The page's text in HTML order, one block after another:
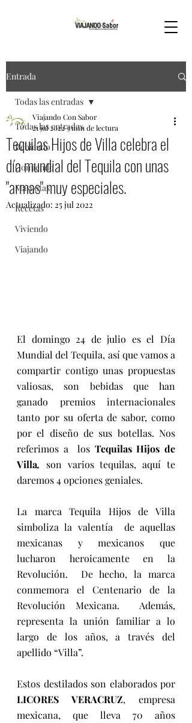
Entrada
Todas las entradas
Bebiendo
Comiendo
Mascotas
Recetas
Viviendo
Viajando
Todas las entradas
Tequilas Hijos de Villa celebra el
día mundial del Tequila con unas
"armas" muy especiales.
Viajando Con Sabor
21 jul 20223 min de lectura
Actualizado: 25 jul 2022
El domingo 24 de julio es el Día
Mundial del Tequila, así que vamos a
compartir contigo unas propuestas
valiosas, son bebidas que han
ganado premios internacionales
tanto por su oferta de sabor, como
por el diseño de sus botellas. Nos
referimos a  los Tequilas Hijos de
Villa, son varios tequilas, aquí te
daremos 4 opciones geniales.
La marca Tequila Hijos de Villa
simboliza la valentía  de aquellas
mexicanas y mexicanos que
lucharon heroicamente en la
Revolución.  De hecho, la marca
conmemora el Centenario de la
Revolución Mexicana.  Además,
representa la unión familiar a lo
largo de los años, a través del
apellido “Villa”.
LICORES VERACRUZ, empresa
mexicana, que lleva 70 años